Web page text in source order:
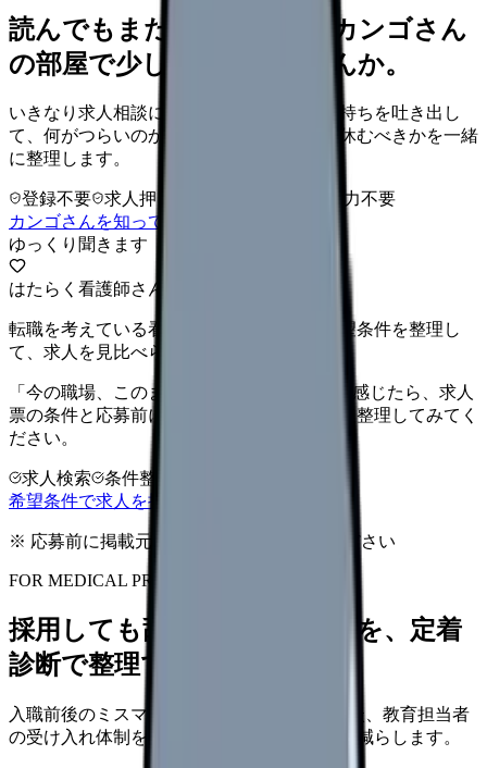
読んでもまだ苦しいなら、カンゴさん
の部屋で少し話してみませんか。
いきなり求人相談には進みません。今の気持ちを吐き出し
て、何がつらいのか、辞めるべきか、少し休むべきかを一緒
に整理します。
登録不要 求人押し売りなし
病院名は入力不要
カンゴさんを知ってから相談する
ゆっくり聞きます
はたらく看護師さん 求人
転職を考えている看護師さんへ。まずは希望条件を整理し
て、求人を見比べられます。
「今の職場、このままでいいのかな...」そう感じたら、求人
票の条件と応募前に確認したい不安を分けて整理してみてく
ださい。
求人検索 条件整理
希望条件で求人を探す
※ 応募前に掲載元の最新情報を確認してください
FOR MEDICAL PROVIDERS
採用しても辞めてしまう原因を、定着
診断で整理できます
入職前後のミスマッチ、初月面談、3ヶ月面談、教育担当者
の受け入れ体制を見直し、早期離職の再発を減らします。